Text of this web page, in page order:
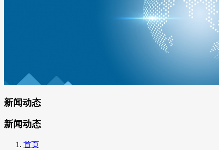
新闻动态
新闻动态
首页